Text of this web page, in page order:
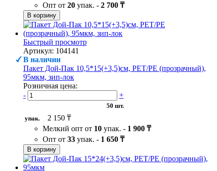
Опт от 20 упак. - 2 700 ₸
В корзину
Быстрый просмотр
Артикул: 104141
В наличии
Пакет Дой-Пак 10,5*15(+3,5)см, PET/PE (прозрачный),
95мкм, зип-лок
Розничная цена:
-
+
50 шт.
упак.
2 150 ₸
Мелкий опт от 10 упак. - 1 900 ₸
Опт от 33 упак. - 1 650 ₸
В корзину